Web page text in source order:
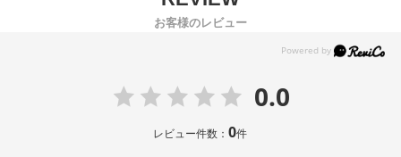
お客様のレビュー
0.0
レビュー件数：0件